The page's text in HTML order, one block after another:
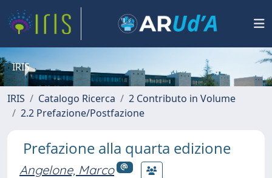
IRIS
IRIS Catalogo Ricerca
2 Contributo in Volume
2.2 Prefazione/Postfazione
Prefazione alla quarta edizione
Angelone, Marco